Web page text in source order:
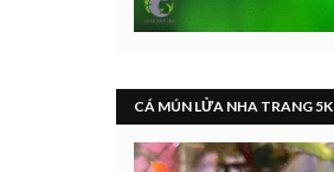
CÁ MÚN LỬA NHA TRANG 5K